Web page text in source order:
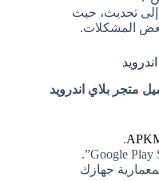
إلى تحديث، حيث
المشكلات.
متجر بلاي اندرويد
.
جهازك